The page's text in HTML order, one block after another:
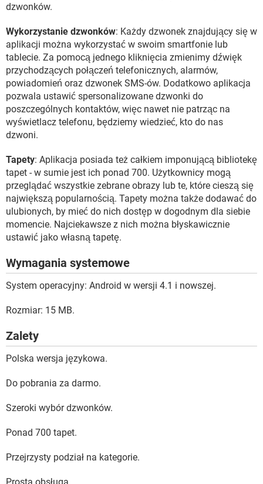
dzwonków.
Wykorzystanie dzwonków: Każdy dzwonek znajdujący się w
aplikacji można wykorzystać w swoim smartfonie lub
tablecie. Za pomocą jednego kliknięcia zmienimy dźwięk
przychodzących połączeń telefonicznych, alarmów,
powiadomień oraz dzwonek SMS-ów. Dodatkowo aplikacja
pozwala ustawić spersonalizowane dzwonki do
poszczególnych kontaktów, więc nawet nie patrząc na
wyświetlacz telefonu, będziemy wiedzieć, kto do nas
dzwoni.
Tapety: Aplikacja posiada też całkiem imponującą bibliotekę
tapet - w sumie jest ich ponad 700. Użytkownicy mogą
przeglądać wszystkie zebrane obrazy lub te, które cieszą się
największą popularnością. Tapety można także dodawać do
ulubionych, by mieć do nich dostęp w dogodnym dla siebie
momencie. Najciekawsze z nich można błyskawicznie
ustawić jako własną tapetę.
Wymagania systemowe
System operacyjny: Android w wersji 4.1 i nowszej.
Rozmiar: 15 MB.
Zalety
Polska wersja językowa.
Do pobrania za darmo.
Szeroki wybór dzwonków.
Ponad 700 tapet.
Przejrzysty podział na kategorie.